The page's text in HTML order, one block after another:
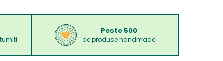
Peste 500
de produse handmade